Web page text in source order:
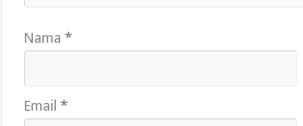
Nama*
Email*